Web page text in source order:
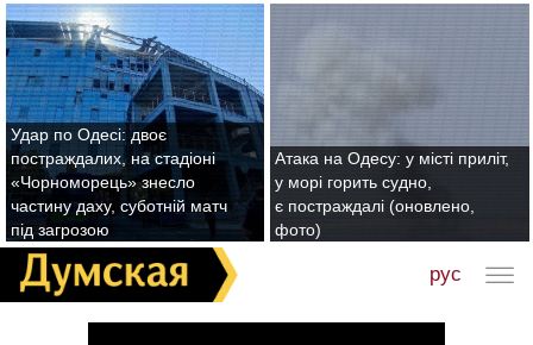
Удар по Одесі: двоє
постраждалих, на стадіоні
«Чорноморець» знесло
частину даху, суботній матч
під загрозою
Атака на Одесу: у місті приліт,
у морі горить судно,
є постраждалі (оновлено,
фото)
рус